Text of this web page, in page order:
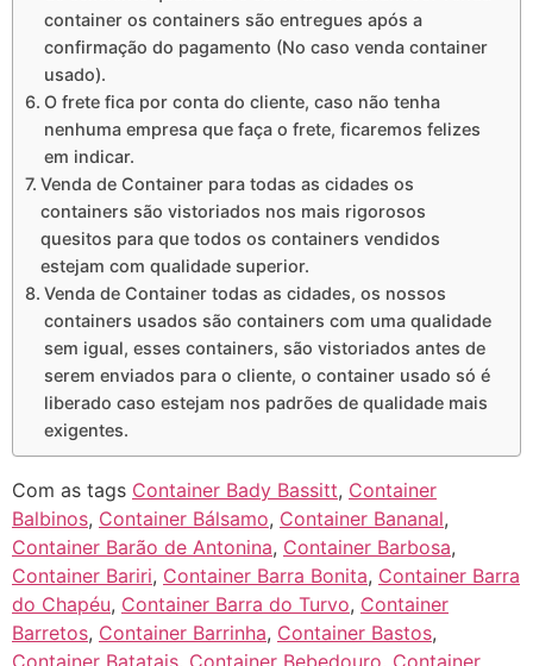
container os containers são entregues após a
confirmação do pagamento (No caso venda container
usado).
O frete fica por conta do cliente, caso não tenha
nenhuma empresa que faça o frete, ficaremos felizes
em indicar.
Venda de Container para todas as cidades os
containers são vistoriados nos mais rigorosos
quesitos para que todos os containers vendidos
estejam com qualidade superior.
Venda de Container todas as cidades, os nossos
containers usados são containers com uma qualidade
sem igual, esses containers, são vistoriados antes de
serem enviados para o cliente, o container usado só é
liberado caso estejam nos padrões de qualidade mais
exigentes.
Com as tags Container Bady Bassitt, Container
Balbinos, Container Bálsamo, Container Bananal,
Container Barão de Antonina, Container Barbosa,
Container Bariri, Container Barra Bonita, Container Barra
do Chapéu, Container Barra do Turvo, Container
Barretos, Container Barrinha, Container Bastos,
Container Batatais, Container Bebedouro, Container